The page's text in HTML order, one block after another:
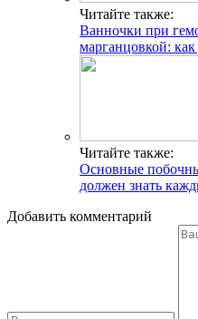
Читайте также:
Ванночки при
марганцовкой:
Читайте также:
Основные
должен знать
Добавить комментарий